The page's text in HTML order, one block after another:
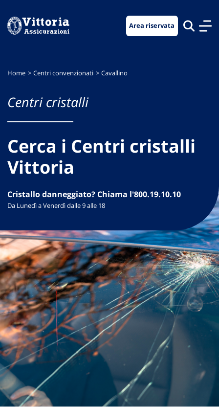
menu
contenuto
footer
Area riservata
Home Centri convenzionati Cavallino
Centri cristalli
Cerca i Centri cristalli
Vittoria
Cristallo danneggiato? Chiama l'800.19.10.10
Da Lunedì a Venerdì dalle 9 alle 18